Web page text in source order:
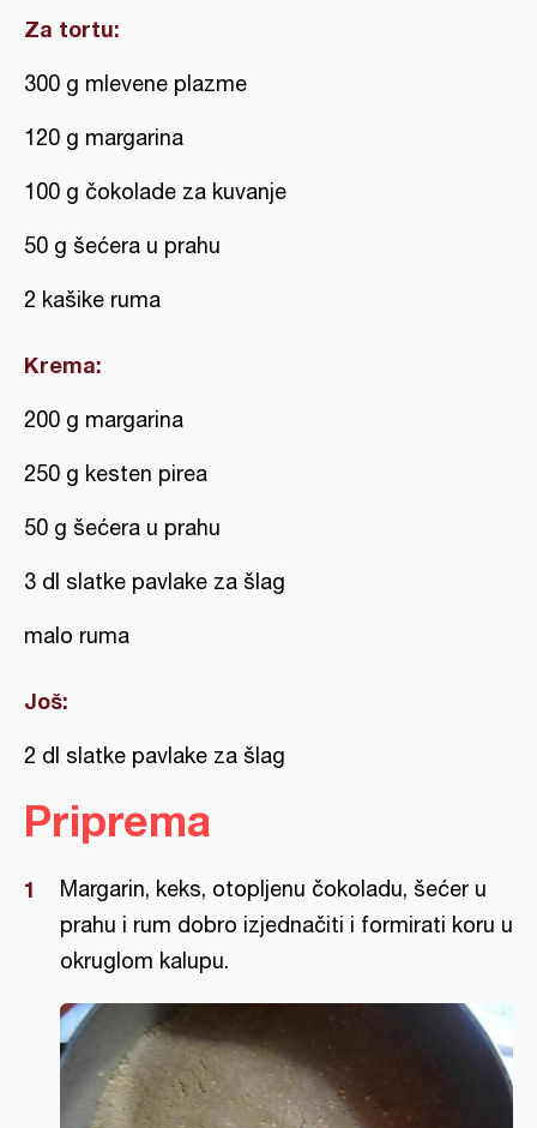
Za tortu:
300 g mlevene plazme
120 g margarina
100 g čokolade za kuvanje
50 g šećera u prahu
2 kašike ruma
Krema:
200 g margarina
250 g kesten pirea
50 g šećera u prahu
3 dl slatke pavlake za šlag
malo ruma
Još:
2 dl slatke pavlake za šlag
Priprema
Margarin, keks, otopljenu čokoladu, šećer u
prahu i rum dobro izjednačiti i formirati koru u
okruglom kalupu.